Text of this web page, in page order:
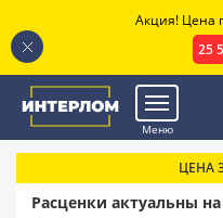
Меню
ЦЕНА
Расценки актуальны на
Акция! Цена
25